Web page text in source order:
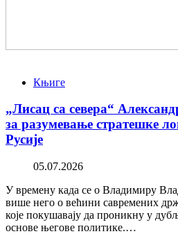
Књиге
„Лисац са севера“
за разумевање стратешке
Русије
05.07.2026
У времену када се о Владимиру
више него о већини савремених
које покушавају да проникну у
основе његове политике.…